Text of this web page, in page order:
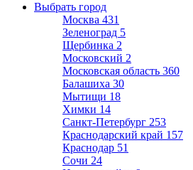
Выбрать город
Москва 431
Зеленоград 5
Щербинка 2
Московский 2
Московская область 360
Балашиха 30
Мытищи 18
Химки 14
Санкт-Петербург 253
Краснодарский край 157
Краснодар 51
Сочи 24